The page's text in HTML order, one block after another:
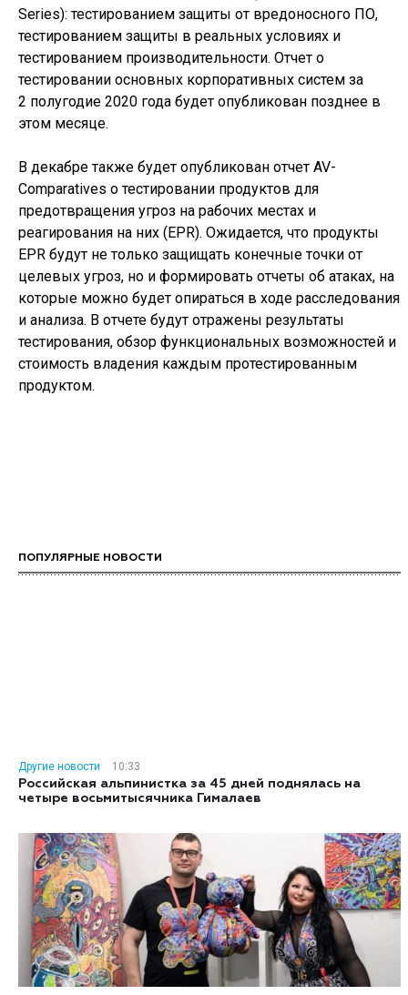
Series): тестированием защиты от вредоносного ПО,
тестированием защиты в реальных условиях и
тестированием производительности. Отчет о
тестировании основных корпоративных систем за
2 полугодие 2020 года будет опубликован позднее в
этом месяце.
В декабре также будет опубликован отчет AV-
Comparatives о тестировании продуктов для
предотвращения угроз на рабочих местах и
реагирования на них (EPR). Ожидается, что продукты
EPR будут не только защищать конечные точки от
целевых угроз, но и формировать отчеты об атаках, на
которые можно будет опираться в ходе расследования
и анализа. В отчете будут отражены результаты
тестирования, обзор функциональных возможностей и
стоимость владения каждым протестированным
продуктом.
ПОПУЛЯРНЫЕ НОВОСТИ
Другие новости
10:33
Российская альпинистка за 45 дней поднялась на
четыре восьмитысячника Гималаев